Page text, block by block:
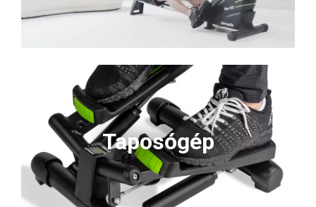
Taposógép